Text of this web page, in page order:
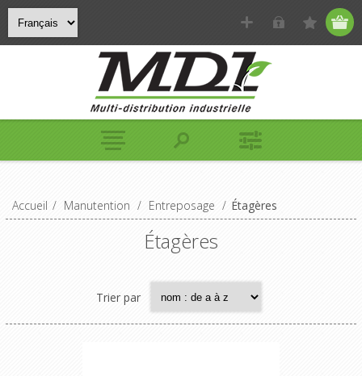
Accueil / Manutention / Entreposage / Étagères
Étagères
Trier par